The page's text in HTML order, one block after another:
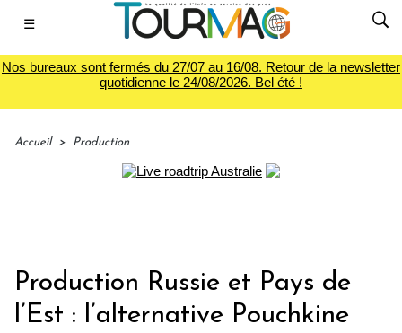
☰
Nos bureaux sont fermés du 27/07 au 16/08. Retour de la newsletter
quotidienne le 24/08/2026. Bel été !
Accueil > Production
Production Russie et Pays de
l’Est : l’alternative Pouchkine